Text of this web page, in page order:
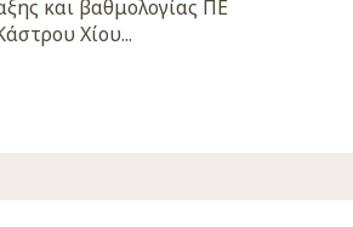
και βαθμολογίας ΠΕ
Χίου...